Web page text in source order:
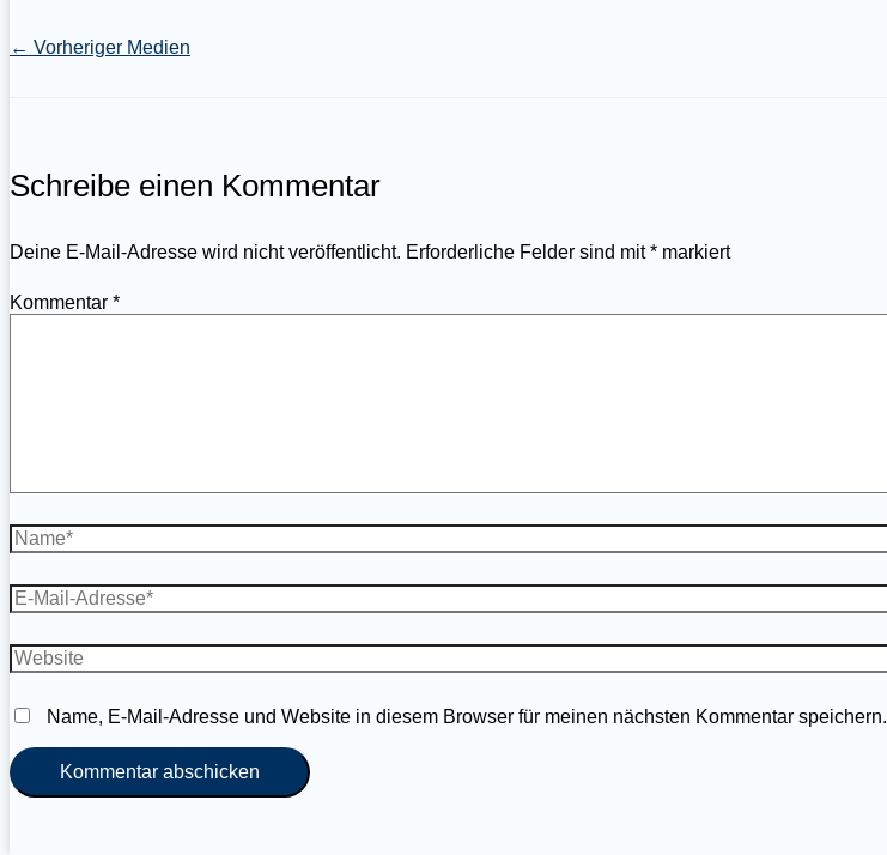
← Vorheriger Medien
Schreibe einen Kommentar
Deine E-Mail-Adresse wird nicht veröffentlicht. Erforderliche Felder sind mit* markiert
Kommentar *
Name*
E-
Mail-
Website
Name, E-Mail-Adresse und Website in diesem Browser für meinen nächsten Kommentar speichern.